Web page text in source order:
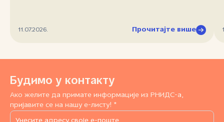
11.07.2026. Прочитајте више
Будимо у контакту
Ако желите да примате информације из РНИДС-а,
пријавите се на нашу е-листу! *